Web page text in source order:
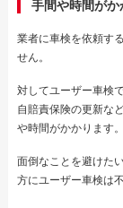
手間や時間が
業者に車検を依頼す
せん。
対してユーザー車検
自賠責保険の更新な
や時間がかかります。
面倒なことを避けた
方にユーザー車検は